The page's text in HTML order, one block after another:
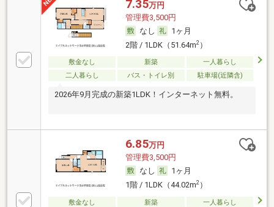
7.35万円
管理費3,500円
なし
1ヶ月
2階 / 1LDK（51.64m2）
敷金なし 新築
一人暮らし
二人暮らし
バス・トイレ別 駐車場(近隣含)
2026年9月完成の新築1LDK！インターネット無料。
6.85万円
管理費3,500円
なし
1ヶ月
1階 / 1LDK（44.02m2）
敷金なし 新築
一人暮らし